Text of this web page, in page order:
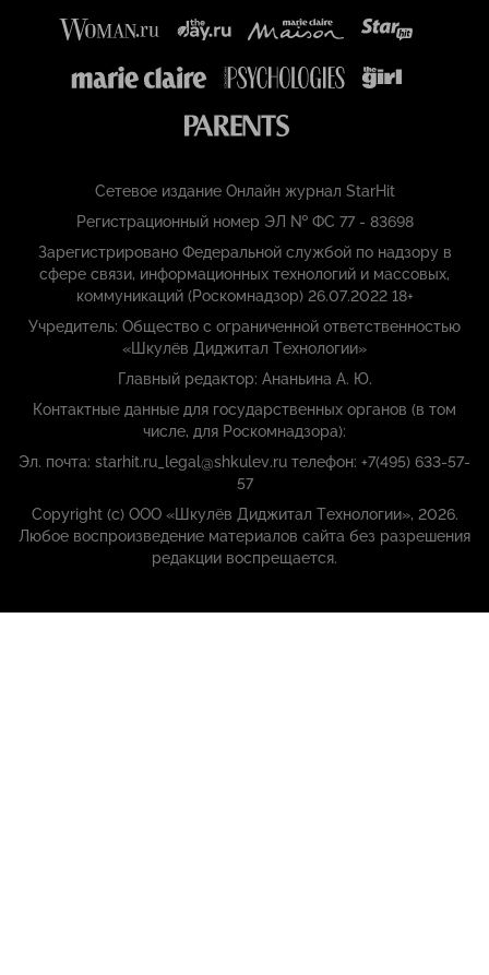
Сетевое издание Онлайн журнал StarHit
Регистрационный номер ЭЛ № ФС 77 - 83698
Зарегистрировано Федеральной службой по надзору в
сфере связи, информационных технологий и массовых,
коммуникаций (Роскомнадзор) 26.07.2022 18+
Учредитель: Общество с ограниченной ответственностью
«Шкулёв Диджитал Технологии»
Главный редактор: Ананьина А. Ю.
Контактные данные для государственных органов (в том
числе, для Роскомнадзора):
Эл. почта: starhit.ru_legal@shkulev.ru телефон: +7(495) 633-57-
57
Copyright (с) ООО «Шкулёв Диджитал Технологии», 2026.
Любое воспроизведение материалов сайта без разрешения
редакции воспрещается.